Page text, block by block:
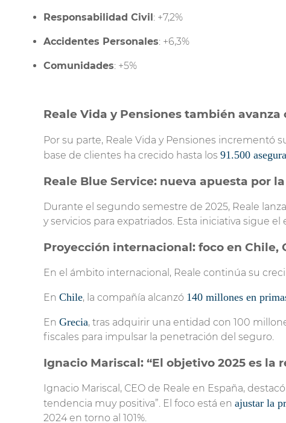
Responsabilidad Civil : +7,2%
Accidentes Personales: +6,3%
Comunidades: +5%
Reale Vida y Pensiones también avanza
Por su parte, Reale Vida y Pensiones incrementó
base de clientes ha crecido hasta los 91.500
Reale Blue Service: nueva apuesta por
Durante el segundo semestre de 2025, Reale
y servicios para expatriados. Esta iniciativa sigue
Proyección internacional: foco en Chile,
En el ámbito internacional, Reale continúa su
En Chile, la compañía alcanzó 140 millones en
En Grecia, tras adquirir una entidad con 100
fiscales para impulsar la penetración del seguro.
Ignacio Mariscal: “El objetivo 2025 es la
Ignacio Mariscal, CEO de Reale en España,
tendencia muy positiva”. El foco está en ajustar la
2024 en torno al 101%.